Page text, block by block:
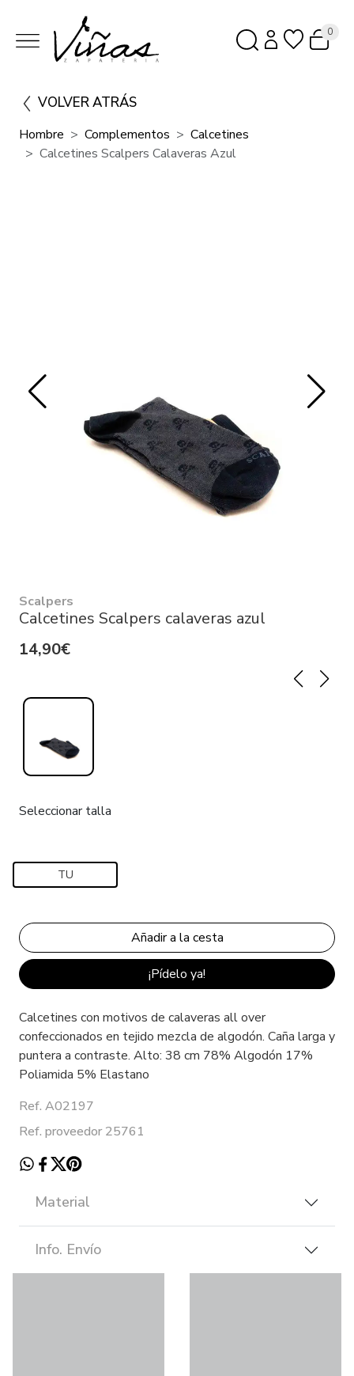
0
VOLVER ATRÁS
Hombre Complementos
Calcetines
Calcetines Scalpers Calaveras Azul
Scalpers
Calcetines Scalpers calaveras azul
14,90€
Seleccionar talla
TU
¡Pídelo ya!
Calcetines con motivos de calaveras all over
confeccionados en tejido mezcla de algodón. Caña larga y
puntera a contraste. Alto: 38 cm 78% Algodón 17%
Poliamida 5% Elastano
Ref. A02197
Ref. proveedor 25761
Material
Info. Envío